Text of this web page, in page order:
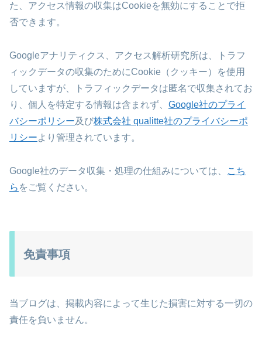
た、アクセス情報の収集はCookieを無効にすることで拒
否できます。
Googleアナリティクス、アクセス解析研究所は、トラフ
ィックデータの収集のためにCookie（クッキー）を使用
していますが、トラフィックデータは匿名で収集されてお
り、個人を特定する情報は含まれず、 Google社のプライ
バシーポリシー及び株式会社 qualitte社のプライバシーポ
リシーより管理されています。
Google社のデータ収集・処理の仕組みについては、
こち
ら をご覧ください。
免責事項
当ブログは、掲載内容によって生じた損害に対する一切の
責任を負いません。